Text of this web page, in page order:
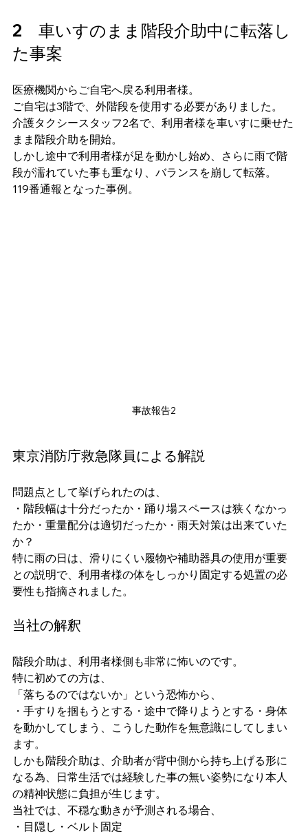
2　車いすのまま階段介助中に転落し
た事案
医療機関からご自宅へ戻る利用者様。
ご自宅は3階で、外階段を使用する必要がありました。
介護タクシースタッフ2名で、利用者様を車いすに乗せた
まま階段介助を開始。
しかし途中で利用者様が足を動かし始め、さらに雨で階
段が濡れていた事も重なり、バランスを崩して転落。
119番通報となった事例。
事故報告2
東京消防庁救急隊員による解説
問題点として挙げられたのは、
・階段幅は十分だったか・踊り場スペースは狭くなかっ
たか・重量配分は適切だったか・雨天対策は出来ていた
か？
特に雨の日は、滑りにくい履物や補助器具の使用が重要
との説明で、利用者様の体をしっかり固定する処置の必
要性も指摘されました。
当社の解釈
階段介助は、利用者様側も非常に怖いのです。
特に初めての方は、
「落ちるのではないか」という恐怖から、
・手すりを掴もうとする・途中で降りようとする・身体
を動かしてしまう、こうした動作を無意識にしてしまい
ます。
しかも階段介助は、介助者が背中側から持ち上げる形に
なる為、日常生活では経験した事の無い姿勢になり本人
の精神状態に負担が生じます。
当社では、不穏な動きが予測される場合、
・目隠し・ベルト固定